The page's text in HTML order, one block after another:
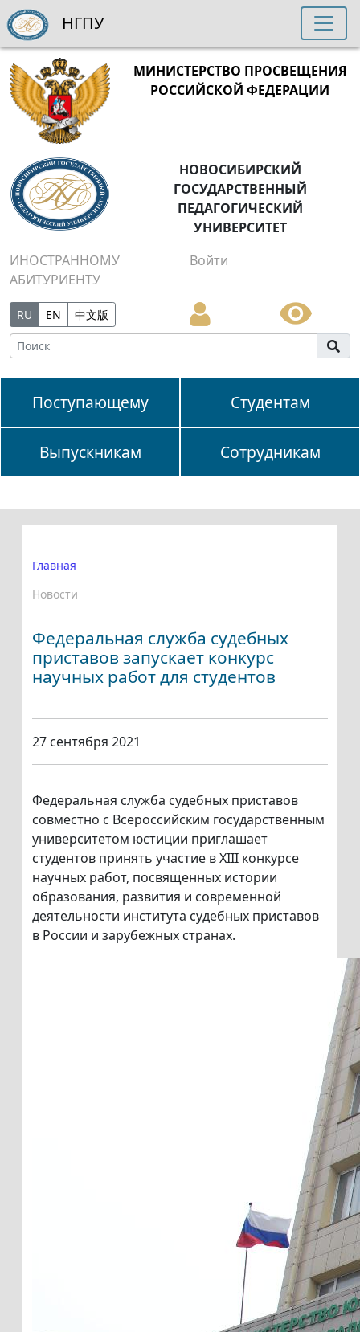
МИНИСТЕРСТВО ПРОСВЕЩЕНИЯ
РОССИЙСКОЙ ФЕДЕРАЦИИ
НОВОСИБИРСКИЙ
ГОСУДАРСТВЕННЫЙ
ПЕДАГОГИЧЕСКИЙ
УНИВЕРСИТЕТ
ИНОСТРАННОМУ
АБИТУРИЕНТУ
Войти
RU EN 中文版
Поступающему Студентам
Выпускникам Сотрудникам
НГПУ
Главная
Новости
Федеральная служба судебных
приставов запускает конкурс
научных работ для студентов
27 сентября 2021
Федеральная служба судебных приставов
совместно с Всероссийским государственным
университетом юстиции приглашает
студентов принять участие в XIII конкурсе
научных работ, посвященных истории
образования, развития и современной
деятельности института судебных приставов
в России и зарубежных странах.